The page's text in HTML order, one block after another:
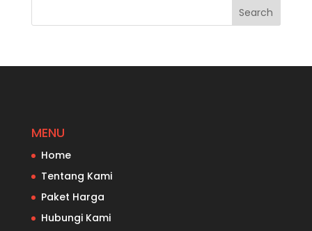
MENU
Home
Tentang Kami
Paket Harga
Hubungi Kami